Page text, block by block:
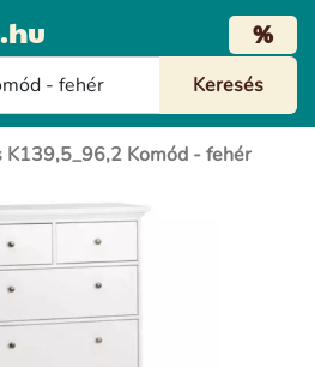
%
K139,5_96,2 Komód - fehér